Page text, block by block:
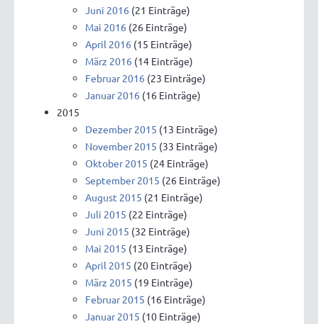
Juni 2016 (21 Einträge)
Mai 2016 (26 Einträge)
April 2016 (15 Einträge)
März 2016 (14 Einträge)
Februar 2016 (23 Einträge)
Januar 2016 (16 Einträge)
2015
Dezember 2015 (13 Einträge)
November 2015 (33 Einträge)
Oktober 2015 (24 Einträge)
September 2015 (26 Einträge)
August 2015 (21 Einträge)
Juli 2015 (22 Einträge)
Juni 2015 (32 Einträge)
Mai 2015 (13 Einträge)
April 2015 (20 Einträge)
März 2015 (19 Einträge)
Februar 2015 (16 Einträge)
Januar 2015 (10 Einträge)